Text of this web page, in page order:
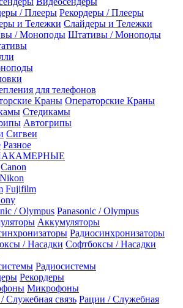
Рекордеры / Плееры
Слайдеры и Тележки
Штативы / Моноподы
для телефонов
Операторские Краны
Стедикамы
Автогрипы
Сигвеи
Разное
Canon
Nikon
Fujifilm
Panasonic / Olympus
Аккумуляторы
Радиосинхронизаторы
Софтбоксы / Насадки
Радиосистемы
Рекордеры
Микрофоны
Рации / Служебная